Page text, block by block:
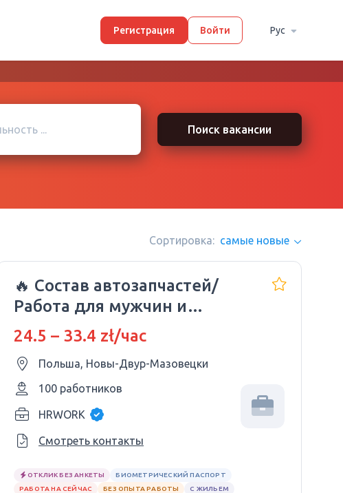
Регистрация Войти Рус
Поиск вакансии
Сортировка: самые новые
🔥 Состав автозапчастей/
Работа для мужчин и
женщин
24.5 – 33.4 zł/час
Польша, Новы-Двур-Мазовецки
100 работников
HRWORK
Смотреть контакты
ОТКЛИК БЕЗ АНКЕТЫ
БИОМЕТРИЧЕСКИЙ ПАСПОРТ
РАБОТА НА СЕЙЧАС
БЕЗ ОПЫТА РАБОТЫ
С ЖИЛЬЕМ